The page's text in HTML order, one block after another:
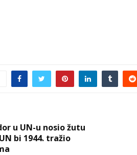
u UN-u nosio žutu
bi 1944. tražio